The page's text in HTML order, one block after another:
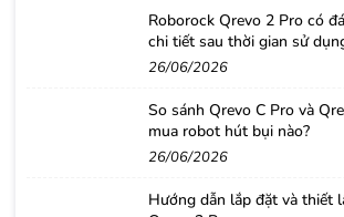
Roborock Qrevo 2 Pro có
chi tiết sau thời gian sử
26/06/2026
So sánh Qrevo C Pro và
mua robot hút bụi nào?
26/06/2026
Hướng dẫn lắp đặt và thiết